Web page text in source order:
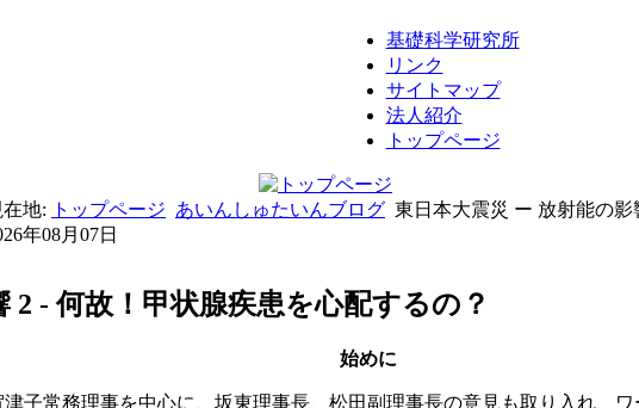
基礎科学研究所
リンク
サイトマップ
法人紹介
トップページ
地: トップページ あいんしゅたいんブログ 東日本大震災 ー 放射能の影
年08月07日
2 - 何故！甲状腺疾患を心配するの？
始めに
子常務理事を中心に、坂東理事長、松田副理事長の意見も取り入れ、